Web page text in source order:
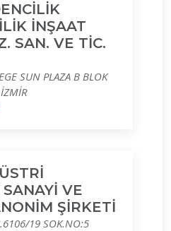
İNŞAAT
SAN. VE TİC.
SUN PLAZA B BLOK
VE
ŞİRKETİ
19 SOK.NO:5